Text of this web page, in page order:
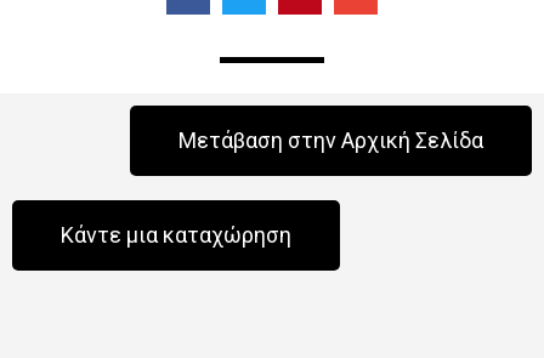
Μετάβαση στην Αρχική Σελίδα
Κάντε μια καταχώρηση